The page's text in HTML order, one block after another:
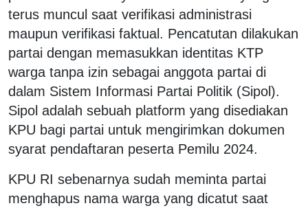
terus muncul saat verifikasi administrasi
maupun verifikasi faktual. Pencatutan dilakukan
partai dengan memasukkan identitas KTP
warga tanpa izin sebagai anggota partai di
dalam Sistem Informasi Partai Politik (Sipol).
Sipol adalah sebuah platform yang disediakan
KPU bagi partai untuk mengirimkan dokumen
syarat pendaftaran peserta Pemilu 2024.
KPU RI sebenarnya sudah meminta partai
menghapus nama warga yang dicatut saat